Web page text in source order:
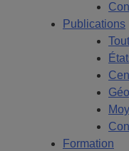
Publications
Formation